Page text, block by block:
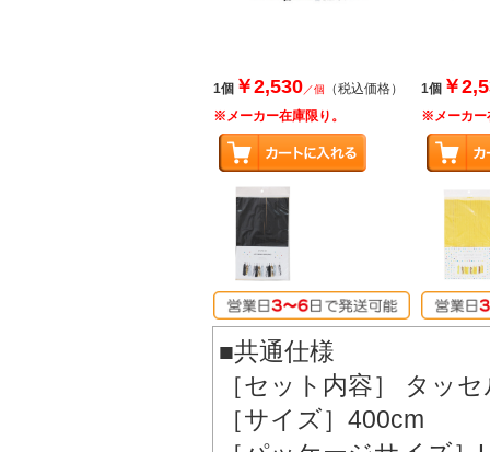
1個 ￥2,530／個
（税込価格）
※メーカー在庫限り。
1個 ￥
※メーカー
■共通仕様
［セット内容］ タッ
［サイズ］400cm